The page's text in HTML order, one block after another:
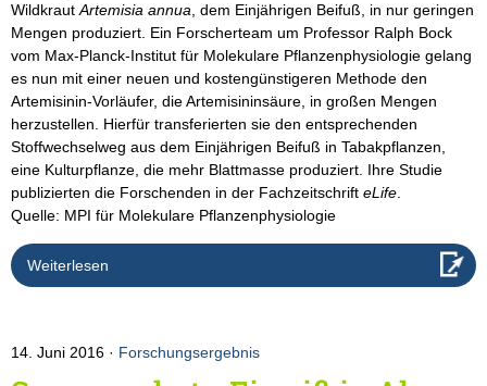
WildkrautArtemisia annua, dem Einjährigen Beifuß, in nur geringen
Mengen produziert. Ein Forscherteam um Professor Ralph Bock
vom Max-Planck-Institut für Molekulare Pflanzenphysiologie gelang
es nun mit einer neuen und kostengünstigeren Methode den
Artemisinin-Vorläufer, die Artemisininsäure, in großen Mengen
herzustellen. Hierfür transferierten sie den entsprechenden
Stoffwechselweg aus dem Einjährigen Beifuß in Tabakpflanzen,
eine Kulturpflanze, die mehr Blattmasse produziert. Ihre Studie
publizierten die Forschenden in der Fachzeitschrift eLife.
Quelle: MPI für Molekulare Pflanzenphysiologie
Weiterlesen
14. Juni 2016 Forschungsergebnis